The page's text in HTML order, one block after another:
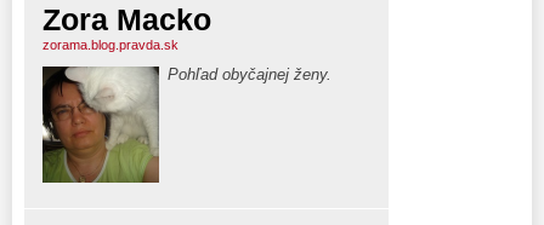
Zora Macko
zorama.blog.pravda.sk
Pohľad obyčajnej ženy.